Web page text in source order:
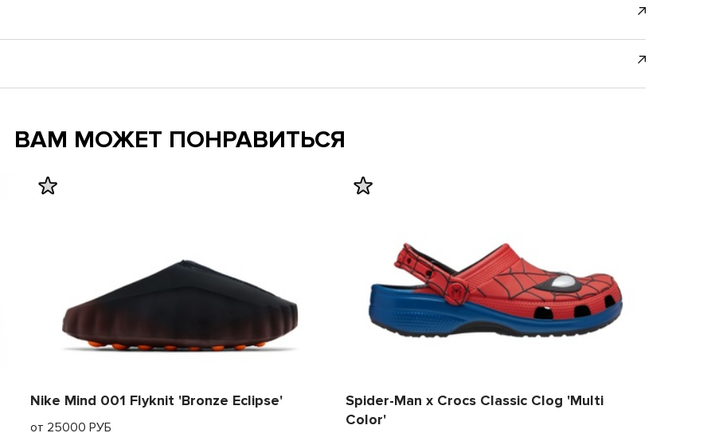
ВАМ МОЖЕТ ПОНРАВИТЬСЯ
Nike Mind 001 Flyknit 'Bronze Eclipse'
от 25000 РУБ
Spider-Man x Crocs Classic Clog 'Multi
Color'